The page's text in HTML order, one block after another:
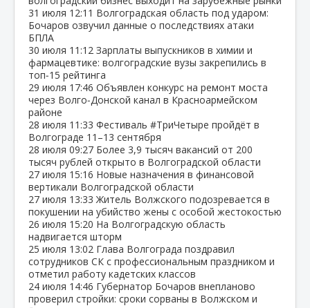
31 июля 12:11 Волгоградская область под ударом:
Бочаров озвучил данные о последствиях атаки
БПЛА
30 июля 11:12 Зарплаты выпускников в химии и
фармацевтике: волгоградские вузы закрепились в
топ‑15 рейтинга
29 июля 17:46 Объявлен конкурс на ремонт моста
через Волго‑Донской канал в Красноармейском
районе
28 июля 11:33 Фестиваль #ТриЧетыре пройдёт в
Волгограде 11–13 сентября
28 июля 09:27 Более 3,9 тысяч вакансий от 200
тысяч рублей открыто в Волгоградской области
27 июля 15:16 Новые назначения в финансовой
вертикали Волгоградской области
27 июля 13:33 Житель Волжского подозревается в
покушении на убийство жены с особой жестокостью
26 июля 15:20 На Волгоградскую область
надвигается шторм
25 июля 13:02 Глава Волгограда поздравил
сотрудников СК с профессиональным праздником и
отметил работу кадетских классов
24 июля 14:46 Губернатор Бочаров внепланово
проверил стройки: сроки сорваны в Волжском и